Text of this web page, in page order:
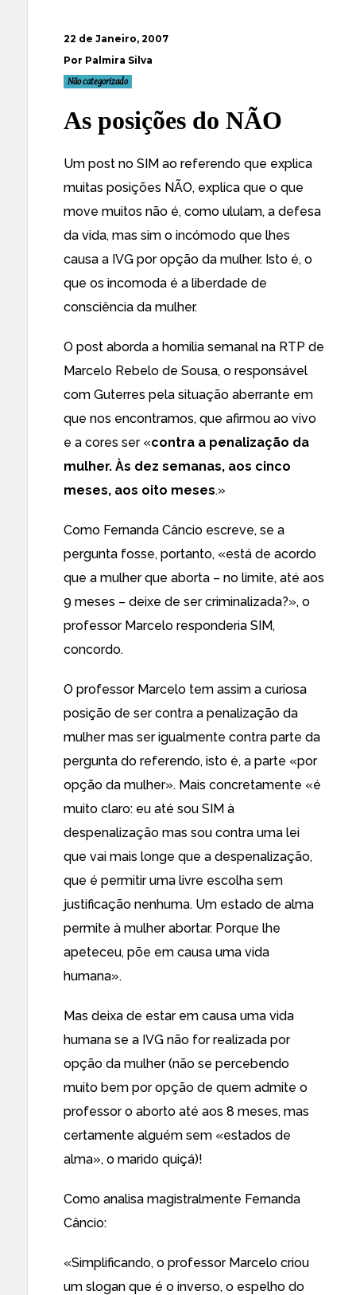
22 de Janeiro, 2007
Por Palmira Silva
Não categorizado
As posições do NÃO
Um post no SIM ao referendo que explica
muitas posições NÃO, explica que o que
move muitos não é, como ululam, a defesa
da vida, mas sim o incómodo que lhes
causa a IVG por opção da mulher. Isto é, o
que os incomoda é a liberdade de
consciência da mulher.
O post aborda a homilia semanal na RTP de
Marcelo Rebelo de Sousa, o responsável
com Guterres pela situação aberrante em
que nos encontramos, que afirmou ao vivo
e a cores ser «contra a penalização da
mulher. Às dez semanas, aos cinco
meses, aos oito meses.»
Como Fernanda Câncio escreve, se a
pergunta fosse, portanto, «está de acordo
que a mulher que aborta – no limite, até aos
9 meses – deixe de ser criminalizada?», o
professor Marcelo responderia SIM,
concordo.
O professor Marcelo tem assim a curiosa
posição de ser contra a penalização da
mulher mas ser igualmente contra parte da
pergunta do referendo, isto é, a parte «por
opção da mulher». Mais concretamente «é
muito claro: eu até sou SIM à
despenalização mas sou contra uma lei
que vai mais longe que a despenalização,
que é permitir uma livre escolha sem
justificação nenhuma. Um estado de alma
permite à mulher abortar. Porque lhe
apeteceu, põe em causa uma vida
humana».
Mas deixa de estar em causa uma vida
humana se a IVG não for realizada por
opção da mulher (não se percebendo
muito bem por opção de quem admite o
professor o aborto até aos 8 meses, mas
certamente alguém sem «estados de
alma», o marido quiçá)!
Como analisa magistralmente Fernanda
Câncio:
«Simplificando, o professor Marcelo criou
um slogan que é o inverso, o espelho do